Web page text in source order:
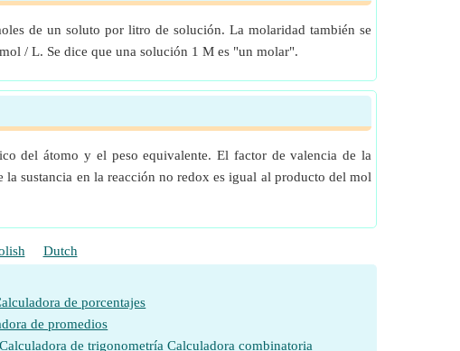
de un soluto por litro de solución. La molaridad también se
/ L. Se dice que una solución 1 M es "un molar".
del átomo y el peso equivalente. El factor de valencia de la
sustancia en la reacción no redox es igual al producto del mol
Dutch
de porcentajes
de promedios
Calculadora de trigonometría Calculadora combinatoria